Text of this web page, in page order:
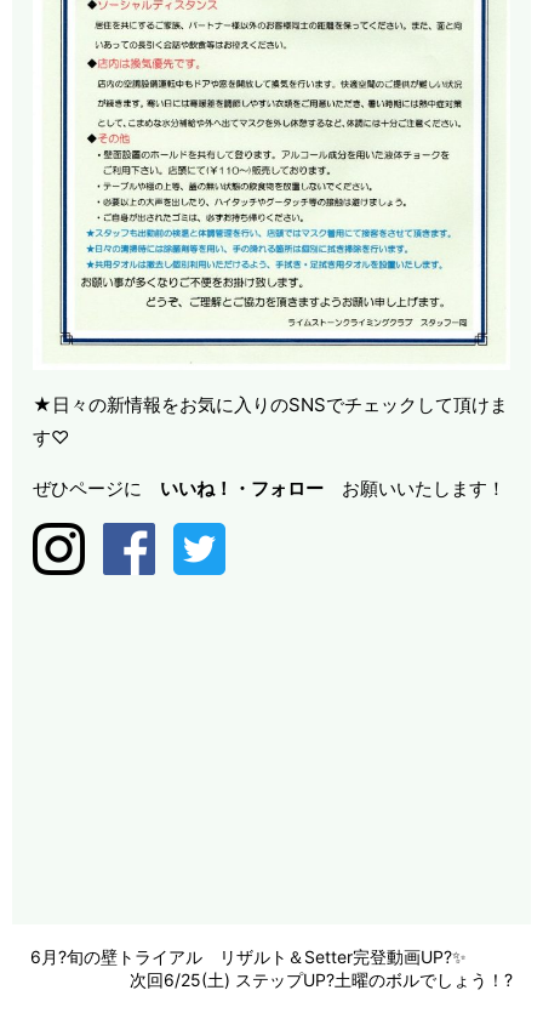
★日々の新情報をお気に入りのSNSでチェックして頂けま
す♡
ぜひページに いいね！・ フォロー お願いいたします！
6月?旬の壁トライアル リザルト＆Setter完登動画UP?✨
次回6/25(土) ステップUP?土曜のボルでしょう！?